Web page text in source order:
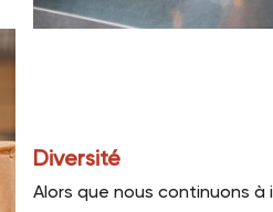
Diversité
Alors que nous continuons